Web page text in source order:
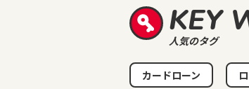
KEY
人気のタグ
カードローン